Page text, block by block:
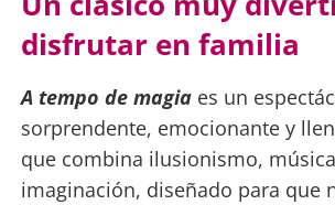
disfrutar en familia
A tempo de magiaes un
sorprendente, emocionante y
que combina ilusionismo,
imaginación, diseñado para que